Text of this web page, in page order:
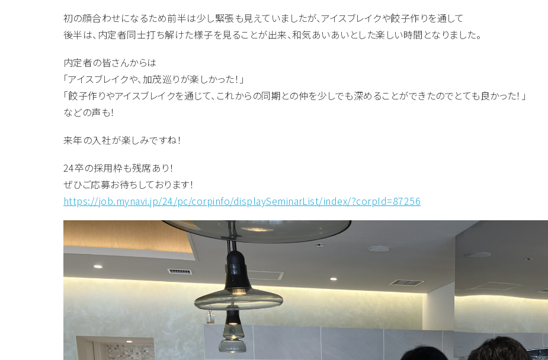
初の顔合わせになるため前半は少し緊張も見えていましたが、アイスブレイクや餃子作りを通して
後半は、内定者同士打ち解けた様子を見ることが出来、和気あいあいとした楽しい時間となりました。
内定者の皆さんからは
「アイスブレイクや、加茂巡りが楽しかった！」
「餃子作りやアイスブレイクを通じて、これからの同期との仲を少しでも深めることができたのでとても良かった！」
などの声も！
来年の入社が楽しみですね！
24卒の採用枠も残席あり！
ぜひご応募お待ちしております！
https://job.mynavi.jp/24/pc/corpinfo/displaySeminarList/index/?corpId=87256